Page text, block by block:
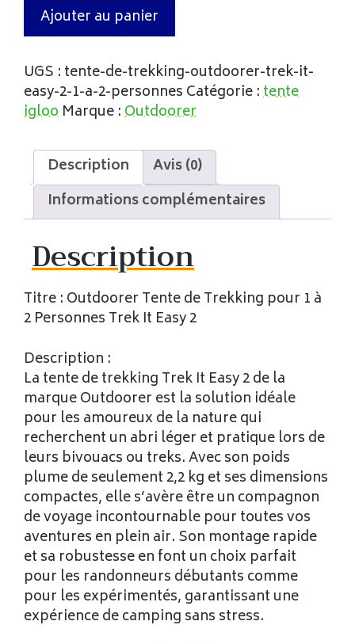
Ajouter au panier
UGS : tente-de-trekking-outdoorer-trek-it-
easy-2-1-a-2-personnes Catégorie :tente
igloo Marque :Outdoorer
Description
Avis (0)
Informations complémentaires
Description
Titre : Outdoorer Tente de Trekking pour 1 à
2 Personnes Trek It Easy 2
Description :
La tente de trekking Trek It Easy 2 de la
marque Outdoorer est la solution idéale
pour les amoureux de la nature qui
recherchent un abri léger et pratique lors de
leurs bivouacs ou treks. Avec son poids
plume de seulement 2,2 kg et ses dimensions
compactes, elle s’avère être un compagnon
de voyage incontournable pour toutes vos
aventures en plein air. Son montage rapide
et sa robustesse en font un choix parfait
pour les randonneurs débutants comme
pour les expérimentés, garantissant une
expérience de camping sans stress.